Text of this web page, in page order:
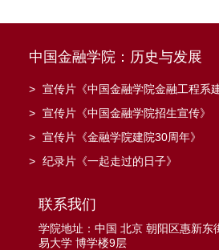
中国金融学院：历史与发展
> 宣传片《中国金融学院金融工程系
> 宣传片《中国金融学院招生宣传》
> 宣传片《金融学院建院30周年》
> 纪录片《一起走过的日子》
联系我们
学院地址：中国 北京 朝阳区惠新东
易大学 博学楼9层